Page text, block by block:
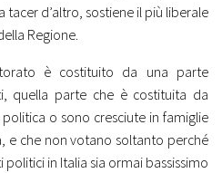
d’altro, sostiene il più liberale
Regione.
è costituito da una parte
quella parte che è costituita da
o sono cresciute in famiglie
e che non votano soltanto perché
in Italia sia ormai bassissimo